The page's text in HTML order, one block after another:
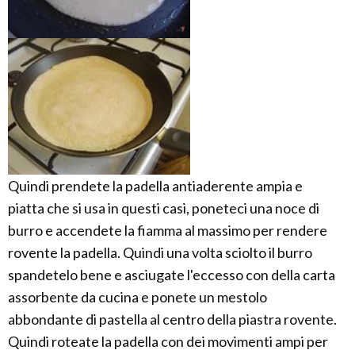
Quindi prendete la padella antiaderente ampia e
piatta che si usa in questi casi, poneteci una noce di
burro e accendete la fiamma al massimo per rendere
rovente la padella. Quindi una volta sciolto il burro
spandetelo bene e asciugate l'eccesso con della carta
assorbente da cucina e ponete un mestolo
abbondante di pastella al centro della piastra rovente.
Quindi roteate la padella con dei movimenti ampi per